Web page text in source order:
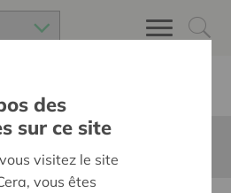
des
sur ce site
visitez le site
vous êtes